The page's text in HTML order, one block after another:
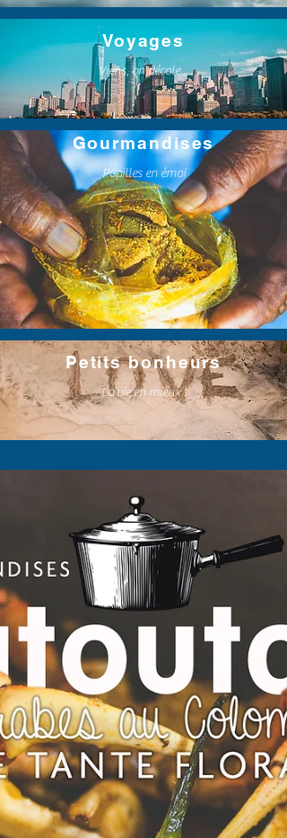
Voyages
Viens, on décole...
Gourmandises
Papilles en émoi
Petits bonheurs
La vie en mieux !